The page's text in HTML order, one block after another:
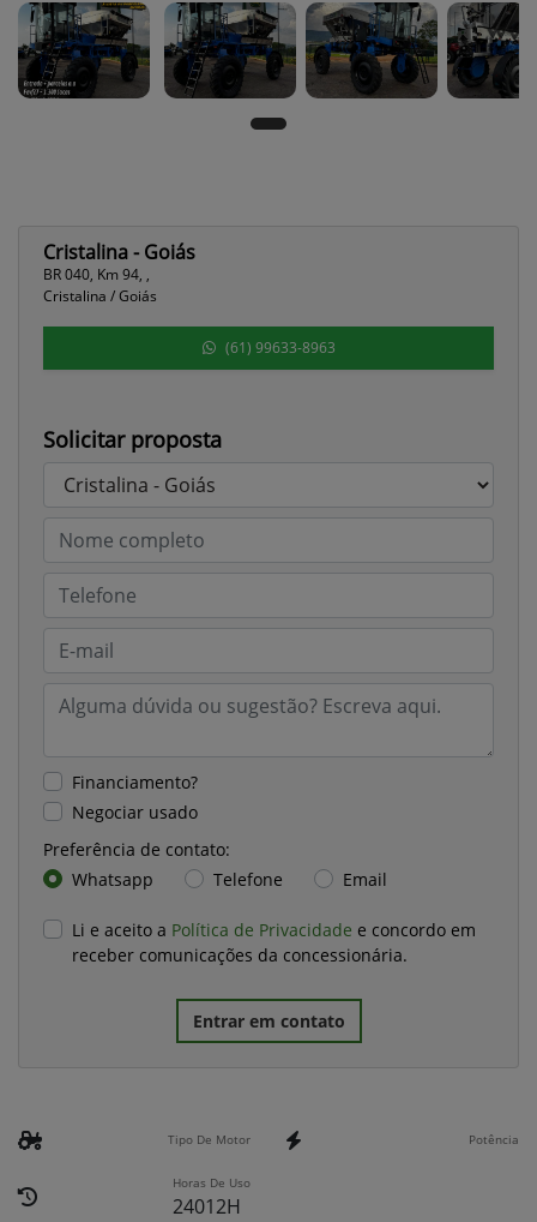
Cristalina - Goiás
BR 040, Km 94, ,
Cristalina / Goiás
(61) 99633-8963
Solicitar proposta
Financiamento?
Negociar usado
Preferência de contato:
Whatsapp
Telefone Email
Li e aceito a Política de Privacidade e concordo em
receber comunicações da concessionária.
Entrar em contato
Tipo De Motor Potência
Horas De Uso
24012H